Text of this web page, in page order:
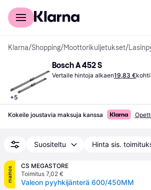
Kuluttajille
Klarna/Shopping/Moottorikuljetukset/
+5
Bosch A 452 S
Vertaile hintoja alkaen19,83 €kohti
Kokeile joustavia maksuja kanssa
Suositeltu Hinta sis.
mainos
CS MEGASTORE
Toimitus 7,02 €
Valeon pyyhkijänterä 600/450MM